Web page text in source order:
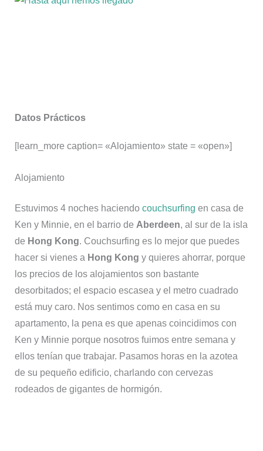
Datos Prácticos
[learn_more caption= «Alojamiento» state = «open»]
Alojamiento
Estuvimos 4 noches haciendo couchsurfing en casa de
Ken y Minnie, en el barrio de Aberdeen, al sur de la isla
de Hong Kong. Couchsurfing es lo mejor que puedes
hacer si vienes a Hong Kong y quieres ahorrar, porque
los precios de los alojamientos son bastante
desorbitados; el espacio escasea y el metro cuadrado
está muy caro. Nos sentimos como en casa en su
apartamento, la pena es que apenas coincidimos con
Ken y Minnie porque nosotros fuimos entre semana y
ellos tenían que trabajar. Pasamos horas en la azotea
de su pequeño edificio, charlando con cervezas
rodeados de gigantes de hormigón.